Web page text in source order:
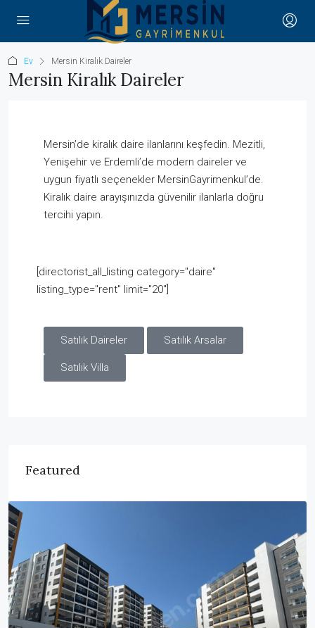
Ev Mersin Kiralık Daireler
Mersin Kiralık Daireler
Mersin’de kiralık daire ilanlarını keşfedin. Mezitli,
Yenişehir ve Erdemli’de modern daireler ve
uygun fiyatlı seçenekler MersinGayrimenkul’de.
Kiralık daire arayışınızda güvenilir ilanlarla doğru
tercihi yapın.
[directorist_all_listing category="daire"
listing_type="rent" limit="20"]
Satılık Daireler Satılık Arsalar
Satılık Villa
Featured